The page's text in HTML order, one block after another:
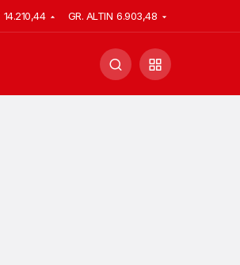
14.210,44 GR. ALTIN 6.903,48